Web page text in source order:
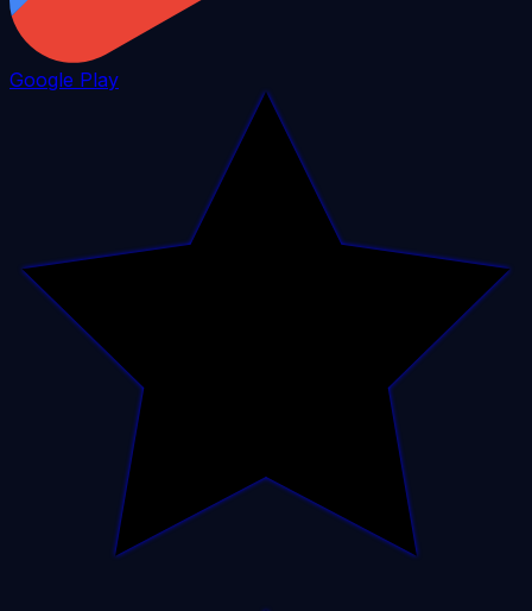
Google Play